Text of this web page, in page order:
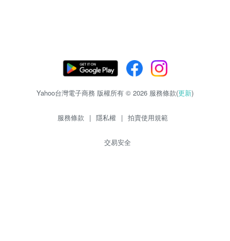
Yahoo台灣電子商務 版權所有 © 2026 服務條款(更新)
服務條款 | 隱私權 | 拍賣使用規範
交易安全